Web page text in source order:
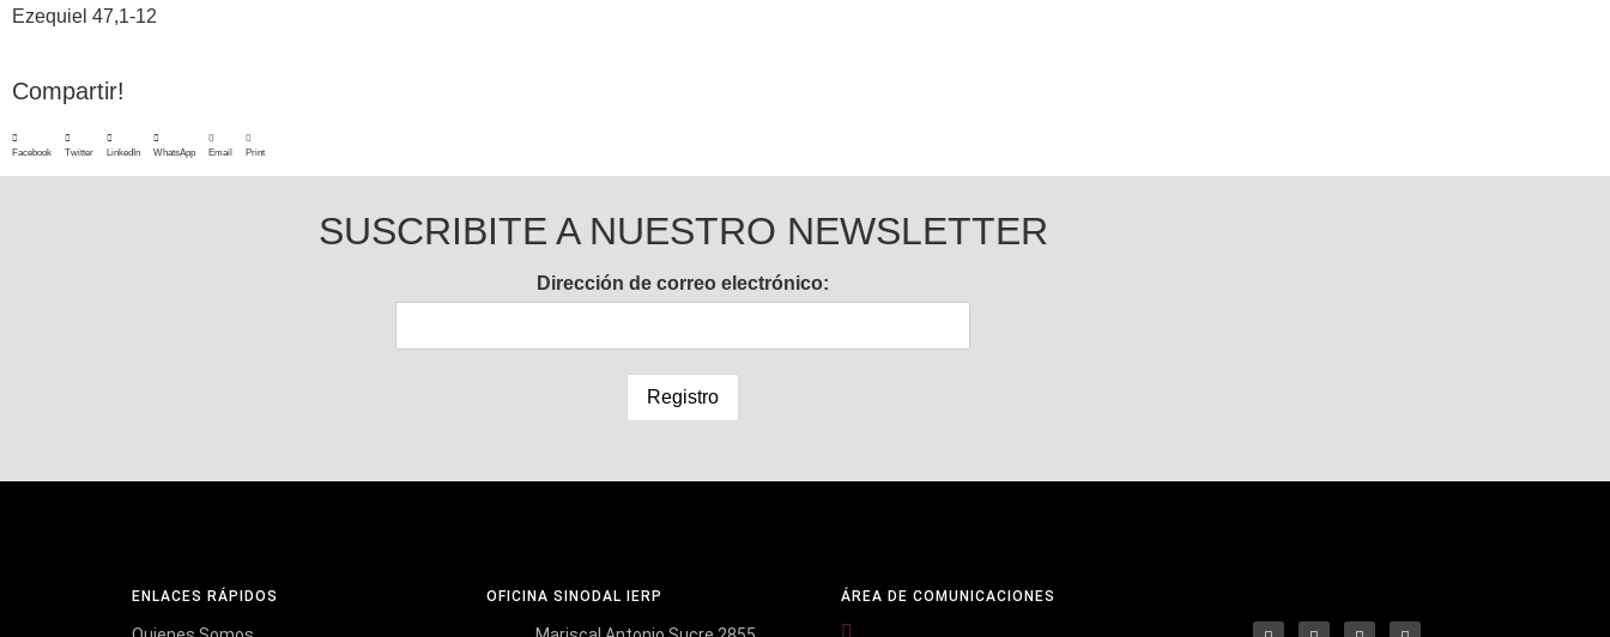
Ezequiel 47,1-12
Compartir!
Facebook Twitter LinkedIn WhatsApp Email Print
SUSCRIBITE A NUESTRO NEWSLETTER
Dirección de correo electrónico:
ENLACES RÁPIDOS OFICINA SINODAL IERP ÁREA DE COMUNICACIONES